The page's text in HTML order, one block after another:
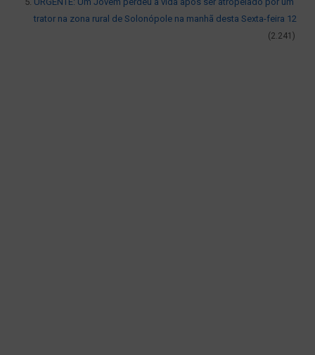
trator na zona rural de Solonópole na manhã desta Sexta-feira 12
(2.241)